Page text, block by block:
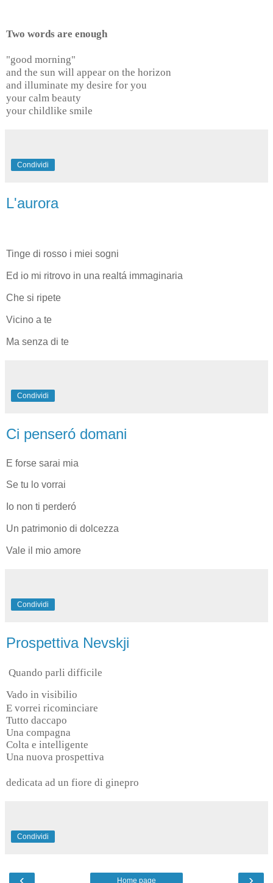
Two words are enough
"good morning"
and the sun will appear on the horizon
and illuminate my desire for you
your calm beauty
your childlike smile
Condividi
L'aurora
Tinge di rosso i miei sogni
Ed io mi ritrovo in una realtá immaginaria
Che si ripete
Vicino a te
Ma senza di te
Condividi
Ci penseró domani
E forse sarai mia
Se tu lo vorrai
Io non ti perderó
Un patrimonio di dolcezza
Vale il mio amore
Condividi
Prospettiva Nevskji
Quando parli difficile
Vado in visibilio
E vorrei ricominciare
Tutto daccapo
Una compagna
Colta e intelligente
Una nuova prospettiva
dedicata ad un fiore di ginepro
Condividi
Home page